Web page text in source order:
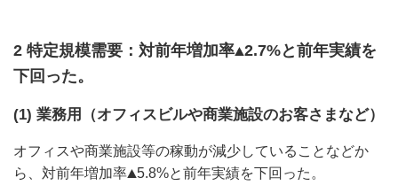
2 特定規模需要：対前年増加率 2.7%と前年実績を
下回った。
(1) 業務用（オフィスビルや商業施設のお客さまなど）
オフィスや商業施設等の稼動が減少していることなどか
ら、対前年増加率
5.8%と前年実績を下回った。